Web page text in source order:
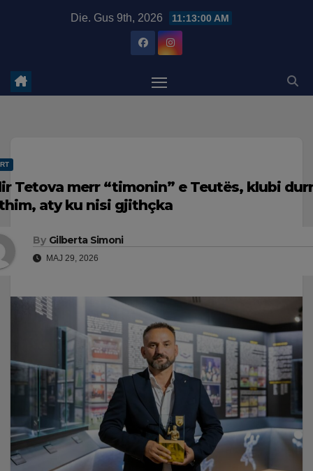
Die. Gus 9th, 2026 11:13:01 AM
Tetova merr “timonin” e Teutës, klubi
aty ku nisi gjithçka
By Gilberta Simoni
MAJ 29, 2026